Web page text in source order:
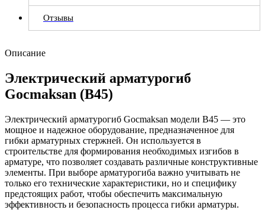
Отзывы
Описание
Электрический арматурогиб
Gocmaksan (B45)
Электрический арматурогиб Gocmaksan модели B45 — это
мощное и надежное оборудование, предназначенное для
гибки арматурных стержней. Он используется в
строительстве для формирования необходимых изгибов в
арматуре, что позволяет создавать различные конструктивные
элементы. При выборе арматурогиба важно учитывать не
только его технические характеристики, но и специфику
предстоящих работ, чтобы обеспечить максимальную
эффективность и безопасность процесса гибки арматуры.